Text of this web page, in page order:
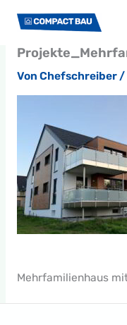
InhaltStart
Projekte
Von Chefschreiber /
Mehrfamilienhaus